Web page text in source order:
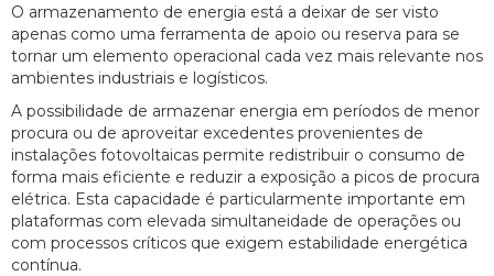
O armazenamento de energia está a deixar de ser visto
apenas como uma ferramenta de apoio ou reserva para se
tornar um elemento operacional cada vez mais relevante nos
ambientes industriais e logísticos.
A possibilidade de armazenar energia em períodos de menor
procura ou de aproveitar excedentes provenientes de
instalações fotovoltaicas permite redistribuir o consumo de
forma mais eficiente e reduzir a exposição a picos de procura
elétrica. Esta capacidade é particularmente importante em
plataformas com elevada simultaneidade de operações ou
com processos críticos que exigem estabilidade energética
contínua.